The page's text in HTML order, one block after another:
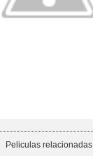
Peliculas relacionadas